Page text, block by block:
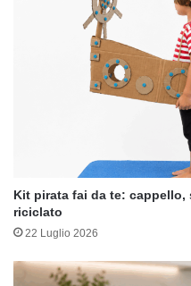
Kit pirata fai da te: cappello,
riciclato
22 Luglio 2026